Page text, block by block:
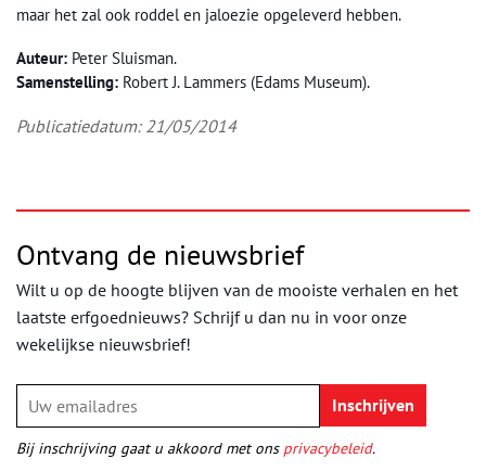
maar het zal ook roddel en jaloezie opgeleverd hebben.
Auteur: Peter Sluisman.
Samenstelling: Robert J. Lammers (Edams Museum).
Publicatiedatum: 21/05/2014
Ontvang de nieuwsbrief
Wilt u op de hoogte blijven van de mooiste verhalen en het
laatste erfgoednieuws? Schrijf u dan nu in voor onze
wekelijkse nieuwsbrief!
Bij inschrijving gaat u akkoord met ons privacybeleid.